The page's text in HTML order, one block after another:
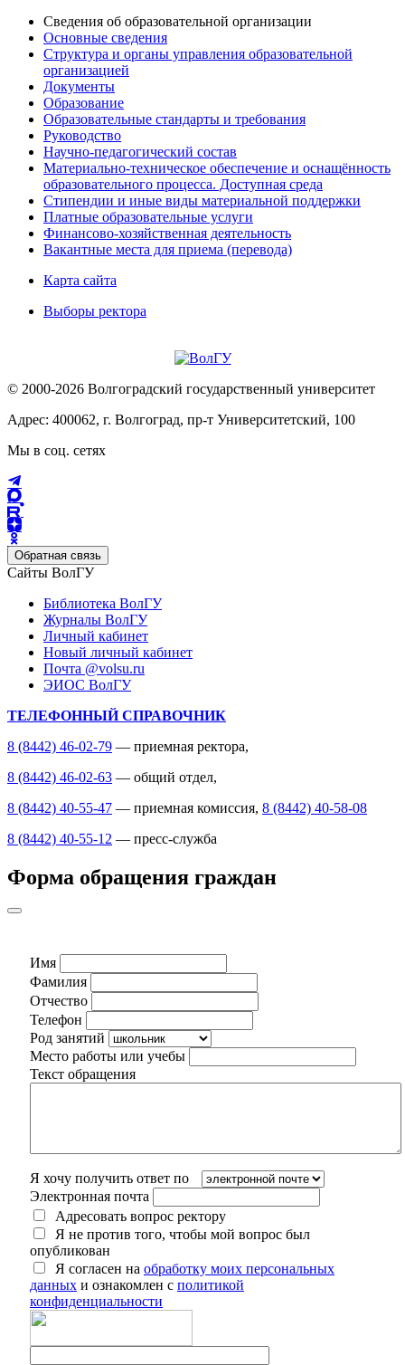
Сведения об образовательной организации
Основные сведения
Структура и органы управления образовательной
организацией
Документы
Образование
Образовательные стандарты и требования
Руководство
Научно-педагогический состав
Материально-техническое обеспечение и оснащённость
образовательного процесса. Доступная среда
Стипендии и иные виды материальной поддержки
Платные образовательные услуги
Финансово-хозяйственная деятельность
Вакантные места для приема (перевода)
Карта сайта
Выборы ректора
© 2000-2026 Волгоградский государственный университет
Адрес: 400062, г. Волгоград, пр-т Университетский, 100
Мы в соц. сетях
Обратная связь
Сайты ВолГУ
Библиотека ВолГУ
Журналы ВолГУ
Личный кабинет
Новый личный кабинет
Почта @volsu.ru
ЭИОС ВолГУ
ТЕЛЕФОННЫЙ СПРАВОЧНИК
8 (8442) 46-02-79 — приемная ректора,
8 (8442) 46-02-63 — общий отдел,
8 (8442) 40-55-47 — приемная комиссия, 8 (8442) 40-58-08
8 (8442) 40-55-12 — пресс-служба
Форма обращения граждан
Имя
Фамилия
Отчество
Телефон
Род занятий
Место работы или учебы
Текст обращения
Я хочу получить ответ по
Электронная почта
Адресовать вопрос ректору
Я не против того, чтобы мой вопрос был
опубликован
Я согласен на обработку моих персональных
данных и ознакомлен с политикой
конфиденциальности